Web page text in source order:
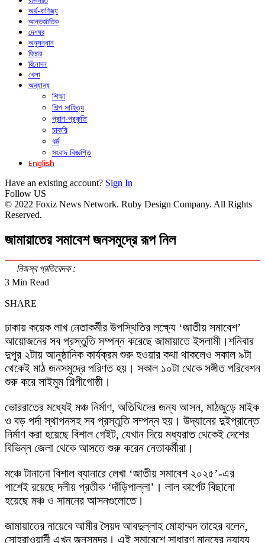
অর্থ-বাণিজ্য
আন্তর্জাতিক
দেশঘর
অনুসন্ধান
ফিচার
বিনোদন
খেলা
অন্যান্য
শিক্ষা
শিল্প সাহিত্য
প্রাণ-প্রকৃতি
চাকরি
ধর্ম
সংবাদ বিজ্ঞপ্তি
English
Have an existing account? Sign In
Follow US
© 2022 Foxiz News Network. Ruby Design Company. All Rights
Reserved.
জামায়াতের সমাবেশ জনসমুদ্রে রূপ নিল
নিজস্ব প্রতিবেদক :
3 Min Read
SHARE
ঢাকায় কয়েক লাখ নেতাকর্মীর উপস্থিতির লক্ষ্যে ‘জাতীয় সমাবেশ’
আয়োজনের সব প্রস্তুতি সম্পন্ন করেছে জামায়াতে ইসলামী।শনিবার
দুপুর ২টায় আনুষ্ঠানিক কার্যক্রম শুরু হওয়ার কথা থাকলেও সকাল ৯টা
থেকেই মাঠ জনসমুদ্রে পরিণত হয়। সকাল ১০টা থেকে সঙ্গীত পরিবেশন
শুরু করে সাইমুম শিল্পীগোষ্ঠী।
ভোররাতের মধ্যেই মঞ্চ নির্মাণ, অতিথিদের জন্য আসন, মাঠজুড়ে মাইক
ও বড় পর্দা স্থাপনসহ সব প্রস্তুতি সম্পন্ন হয়। উদ্যানের দুইপ্রান্তে
নির্মাণ করা হয়েছে বিশাল গেইট, যেখান দিয়ে মধ্যরাত থেকেই দেশের
বিভিন্ন জেলা থেকে আসতে শুরু করেন নেতাকর্মীরা।
মঞ্চে টানানো বিশাল ব্যানারে লেখা ‘জাতীয় সমাবেশ ২০২৫’-এর
পাশেই রয়েছে দলীয় প্রতীক ‘দাঁড়িপাল্লা’। লাল কার্পেট বিছানো
হয়েছে মঞ্চ ও সামনের আসনগুলোতে।
জামায়াতের নায়েবে আমীর সৈয়দ আবদুল্লাহ মোহাম্মদ তাহের বলেন,
সোহরাওয়ার্দী এখন জনসমুদ্র। এই সমাবেশে সাধারণ মানুষের ন্যায্য